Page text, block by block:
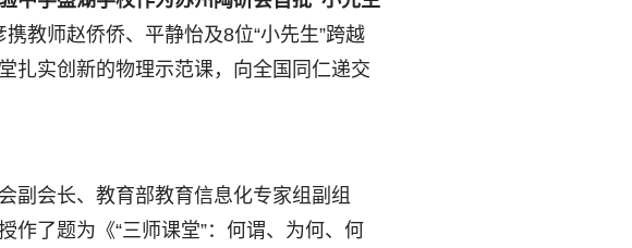
教师赵侨侨、平静怡及8位“小先生”跨越
扎实创新的物理示范课，向全国同仁递交
副会长、教育部教育信息化专家组副组
作了题为《“三师课堂”：何谓、为何、何